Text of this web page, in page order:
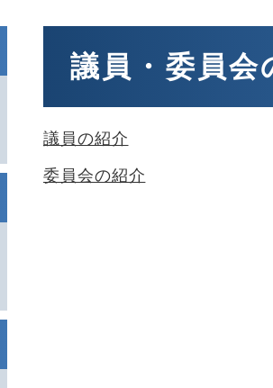
議員・委員会
議員の紹介
委員会の紹介